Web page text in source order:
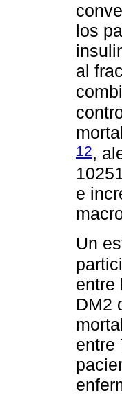
los
al
12,
e
Un
entre
DM2
entre